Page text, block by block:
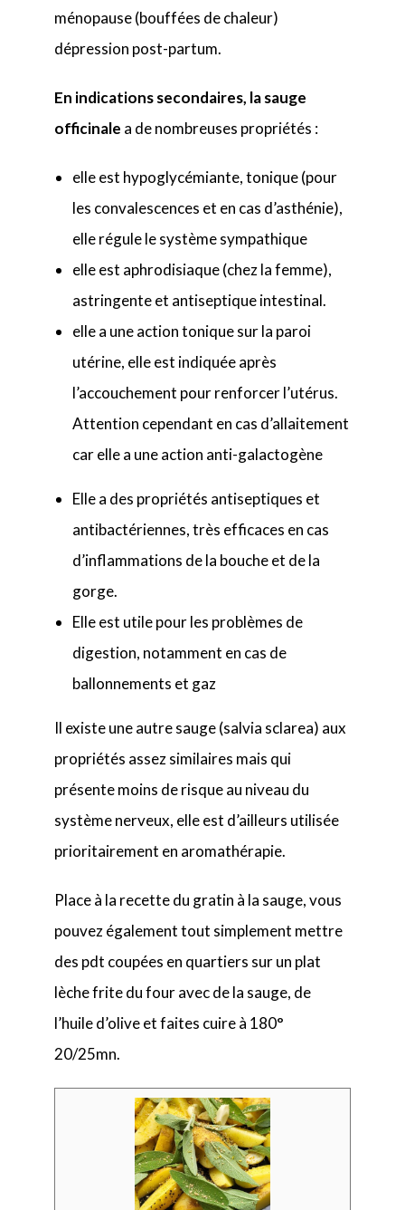
ménopause (bouffées de chaleur)
dépression post-partum.
En indications secondaires, la sauge
officinale a de nombreuses propriétés :
elle est hypoglycémiante, tonique (pour
les convalescences et en cas d’asthénie),
elle régule le système sympathique
elle est aphrodisiaque (chez la femme),
astringente et antiseptique intestinal.
elle a une action tonique sur la paroi
utérine, elle est indiquée après
l’accouchement pour renforcer l’utérus.
Attention cependant en cas d’allaitement
car elle a une action anti-galactogène
Elle a des propriétés antiseptiques et
antibactériennes, très efficaces en cas
d’inflammations de la bouche et de la
gorge.
Elle est utile pour les problèmes de
digestion, notamment en cas de
ballonnements et gaz
Il existe une autre sauge (salvia sclarea) aux
propriétés assez similaires mais qui
présente moins de risque au niveau du
système nerveux, elle est d’ailleurs utilisée
prioritairement en aromathérapie.
Place à la recette du gratin à la sauge, vous
pouvez également tout simplement mettre
des pdt coupées en quartiers sur un plat
lèche frite du four avec de la sauge, de
l’huile d’olive et faites cuire à 180°
20/25mn.